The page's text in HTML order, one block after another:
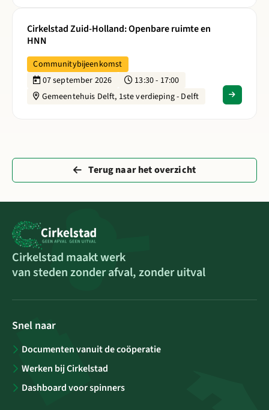
Cirkelstad Zuid-Holland: Openbare ruimte en
HNN
Communitybijeenkomst
07 september 2026
13:30 - 17:00
Gemeentehuis Delft, 1ste verdieping - Delft
Terug naar het overzicht
Cirkelstad maakt werk
van steden zonder afval, zonder uitval
Snel naar
Documenten vanuit de coöperatie
Werken bij Cirkelstad
Dashboard voor spinners